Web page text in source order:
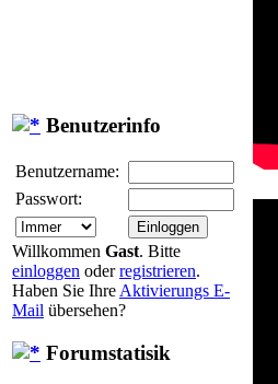
Benutzerinfo
Benutzername:
Passwort:
Willkommen Gast. Bitte
einloggen oderregistrieren.
Haben Sie IhreAktivierungs E-
Mail übersehen?
Forumstatisik